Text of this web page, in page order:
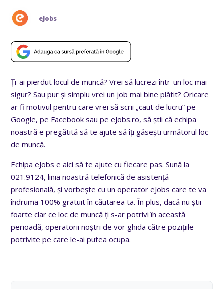
eJobs
Ți-ai pierdut locul de muncă? Vrei să lucrezi într-un loc mai
sigur? Sau pur și simplu vrei un job mai bine plătit? Oricare
ar fi motivul pentru care vrei să scrii „caut de lucru” pe
Google, pe Facebook sau pe eJobs.ro, să știi că echipa
noastră e pregătită să te ajute să îți găsești următorul loc
de muncă.
Echipa eJobs e aici să te ajute cu fiecare pas. Sună la
021.9124, linia noastră telefonică de asistență
profesională, și vorbește cu un operator eJobs care te va
îndruma 100% gratuit în căutarea ta. În plus, dacă nu știi
foarte clar ce loc de muncă ți s-ar potrivi în această
perioadă, operatorii noștri de vor ghida către pozițiile
potrivite pe care le-ai putea ocupa.